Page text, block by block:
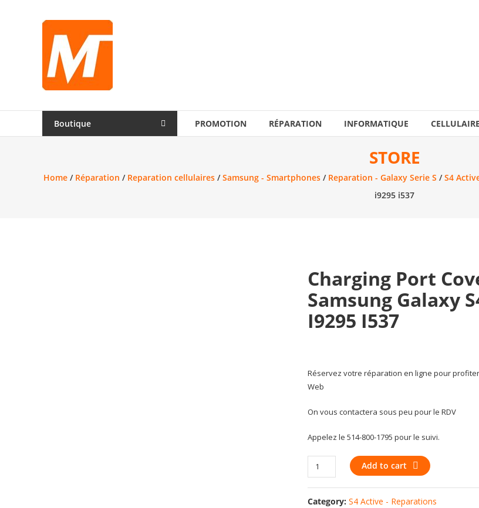
Montek
Solutions
Réparation
et
|
Ordinateur,
électronique
Boutique PROMOTION RÉPARATION INFORMATIQUE
STORE
Home/ Réparation / Reparation cellulaires/Samsung - Smartphones/ Reparation - Galaxy Serie S /S4
i9295 i537
Charging Port
Samsung Galaxy
I9295 I537
Réservez votre réparation en ligne pour
Web
On vous contactera sous peu pour le RDV
Appelez le 514-800-1795 pour le suivi.
Charging
port
cover
for
Add to cart
Category:S4 Active - Reparations